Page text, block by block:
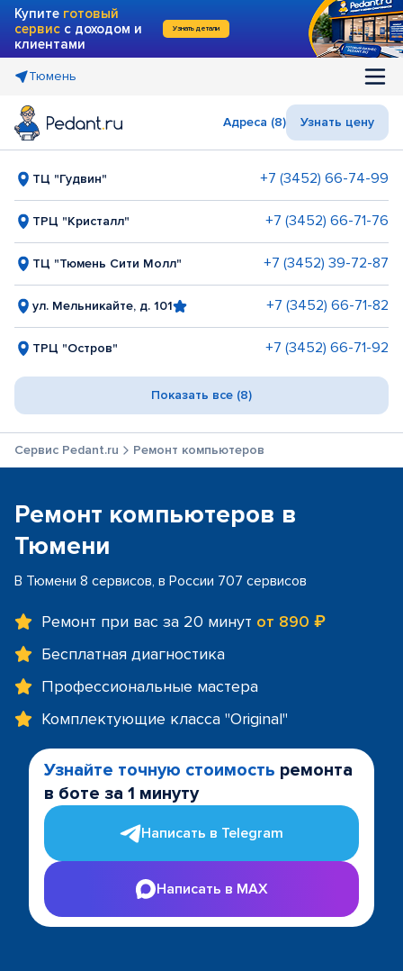
Купите готовый
сервис с доходом и
клиентами
Узнать детали
Тюмень
Адреса (8) Узнать цену
ТЦ "Гудвин" +7 (3452) 66-74-99
ТРЦ "Кристалл" +7 (3452) 66-71-76
ТЦ "Тюмень Сити Молл" +7 (3452) 39-72-87
ул. Мельникайте, д. 101 +7 (3452) 66-71-82
ТРЦ "Остров" +7 (3452) 66-71-92
Показать все (8)
Сервис Pedant.ru Ремонт компьютеров
Ремонт компьютеров в
Тюмени
В Тюмени 8 сервисов, в России 707 сервисов
Ремонт при вас за 20 минут от 890 ₽
Бесплатная диагностика
Профессиональные мастера
Комплектующие класса "Original"
Узнайте точную стоимость ремонта
в боте за 1 минуту
Написать в Telegram
Написать в MAX